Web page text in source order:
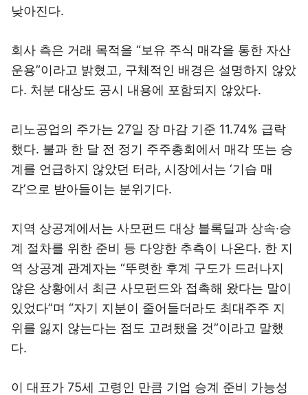
낮아진다.
회사 측은 거래 목적을 “보유 주식 매각을 통한 자산
운용”이라고 밝혔고, 구체적인 배경은 설명하지 않았
다. 처분 대상도 공시 내용에 포함되지 않았다.
리노공업의 주가는 27일 장 마감 기준 11.74% 급락
했다. 불과 한 달 전 정기 주주총회에서 매각 또는 승
계를 언급하지 않았던 터라, 시장에서는 ‘기습 매
각’으로 받아들이는 분위기다.
지역 상공계에서는 사모펀드 대상 블록딜과 상속·승
계 절차를 위한 준비 등 다양한 추측이 나온다. 한 지
역 상공계 관계자는 “뚜렷한 후계 구도가 드러나지
않은 상황에서 최근 사모펀드와 접촉해 왔다는 말이
있었다”며 “자기 지분이 줄어들더라도 최대주주 지
위를 잃지 않는다는 점도 고려됐을 것”이라고 말했
다.
이 대표가 75세 고령인 만큼 기업 승계 준비 가능성